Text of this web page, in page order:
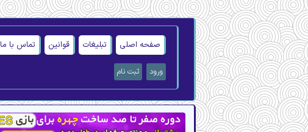
صفحه اصلی تبلیغات قوانین تماس با ما
ورود ثبت نام